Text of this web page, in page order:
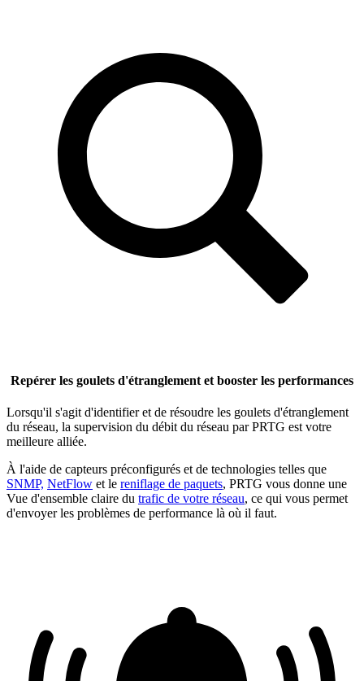
Repérer les goulets d'étranglement et booster les performances
Lorsqu'il s'agit d'identifier et de résoudre les goulets d'étranglement
du réseau, la supervision du débit du réseau par PRTG est votre
meilleure alliée.
À l'aide de capteurs préconfigurés et de technologies telles que
SNMP, NetFlow et le reniflage de paquets, PRTG vous donne une
Vue d'ensemble claire du trafic de votre réseau, ce qui vous permet
d'envoyer les problèmes de performance là où il faut.